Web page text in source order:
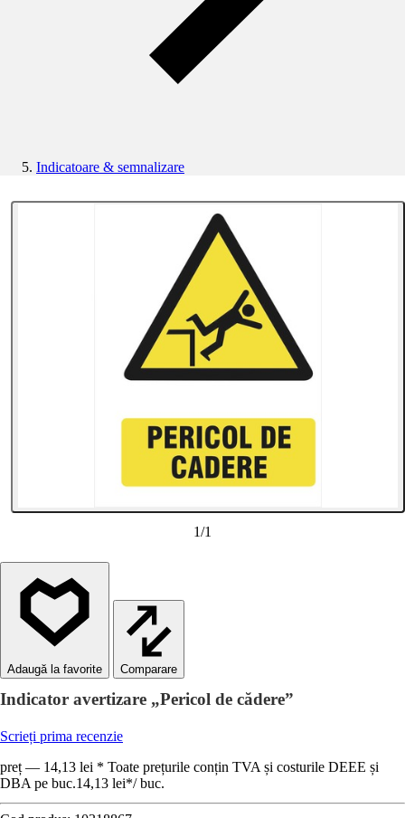
Indicatoare & semnalizare
1/1
Comparare
Indicator avertizare „Pericol de cădere”
Scrieți prima recenzie
preț — 14,13 lei * Toate prețurile conțin TVA și costurile DEEE și
DBA pe buc.14,13 lei*/ buc.